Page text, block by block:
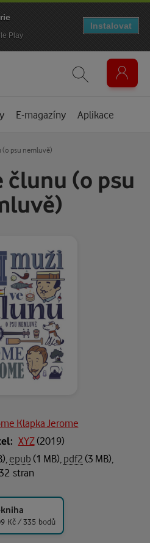
E-magazíny Aplikace
(o psu nemluvě)
člunu (o psu
Klapka Jerome
XYZ(2019)
epub(1 MB),pdf2(3 MB),
stran
Kč / 335 bodů
Play
Instalovat